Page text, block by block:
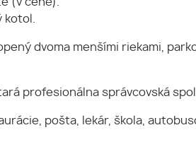
dvoma menšími riekami,
profesionálna správcovská
pošta, lekár, škola,